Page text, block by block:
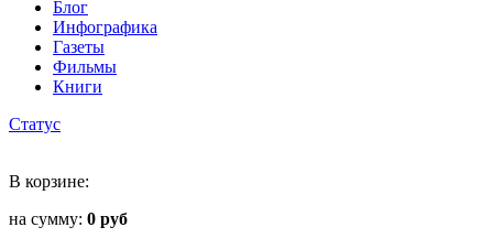
Блог
Инфографика
Газеты
Фильмы
Книги
Статус
В корзине:
на сумму: 0 руб